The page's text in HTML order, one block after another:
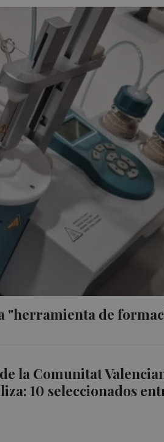
"herramienta de
la Comunitat
10 seleccionados